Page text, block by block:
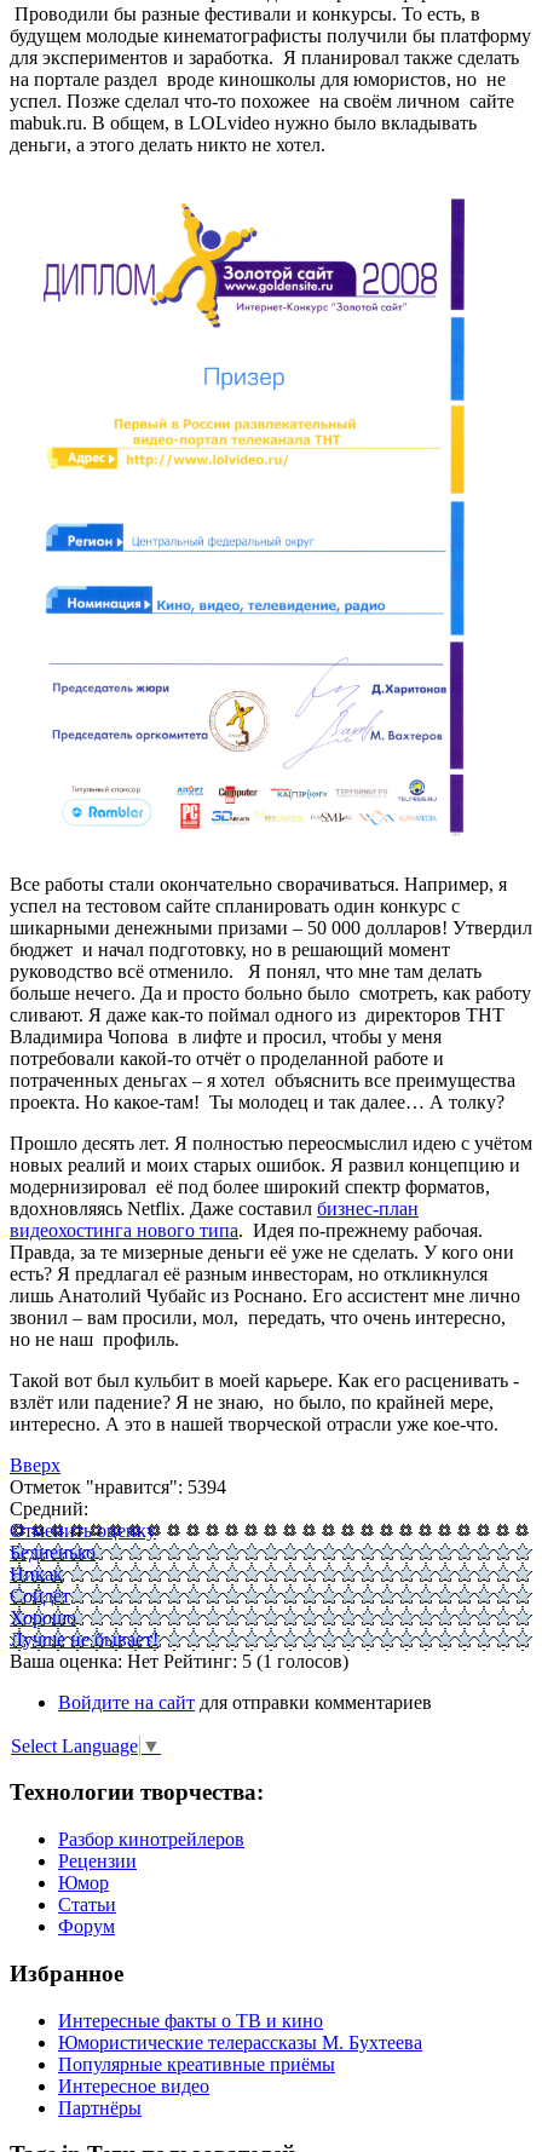
Проводили бы разные фестивали и конкурсы. То есть, в
будущем молодые кинематографисты получили бы платформу
для экспериментов и заработка. Я планировал также сделать
на портале раздел вроде киношколы для юмористов, но не
успел. Позже сделал что-то похожее на своём личном сайте
mabuk.ru. В общем, в LOLvideo нужно было вкладывать
деньги, а этого делать никто не хотел.
Все работы стали окончательно сворачиваться. Например, я
успел на тестовом сайте спланировать один конкурс с
шикарными денежными призами – 50 000 долларов! Утвердил
бюджет и начал подготовку, но в решающий момент
руководство всё отменило. Я понял, что мне там делать
больше нечего. Да и просто больно было смотреть, как работу
сливают. Я даже как-то поймал одного из директоров ТНТ
Владимира Чопова в лифте и просил, чтобы у меня
потребовали какой-то отчёт о проделанной работе и
потраченных деньгах – я хотел объяснить все преимущества
проекта. Но какое-там! Ты молодец и так далее… А толку?
Прошло десять лет. Я полностью переосмыслил идею с учётом
новых реалий и моих старых ошибок. Я развил концепцию и
модернизировал её под более широкий спектр форматов,
вдохновляясь Netflix. Даже составил бизнес-план
видеохостинга нового типа. Идея по-прежнему рабочая.
Правда, за те мизерные деньги её уже не сделать. У кого они
есть? Я предлагал её разным инвесторам, но откликнулся
лишь Анатолий Чубайс из Роснано. Его ассистент мне лично
звонил – вам просили, мол, передать, что очень интересно,
но не наш профиль.
Такой вот был кульбит в моей карьере. Как его расценивать -
взлёт или падение? Я не знаю, но было, по крайней мере,
интересно. А это в нашей творческой отрасли уже кое-что.
Вверх
Отметок "нравится": 5394
Средний:
Отменить оценку
Бедненько
Никак
Сойдёт
Хорошо
Лучше не бывает!
Ваша оценка: Нет Рейтинг: 5 (1 голосов)
Войдите на сайт для отправки комментариев
Select Language ▼
Технологии творчества:
Разбор кинотрейлеров
Рецензии
Юмор
Статьи
Форум
Избранное
Интересные факты о ТВ и кино
Юмористические телерассказы М. Бухтеева
Популярные креативные приёмы
Интересное видео
Партнёры